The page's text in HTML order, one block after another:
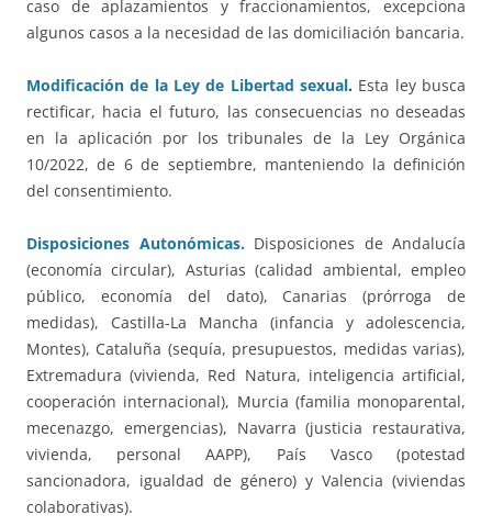
caso de aplazamientos y fraccionamientos, excepciona
algunos casos a la necesidad de las domiciliación bancaria.
Modificación de la Ley de Libertad sexual. Esta ley busca
rectificar, hacia el futuro, las consecuencias no deseadas
en la aplicación por los tribunales de la Ley Orgánica
10/2022, de 6 de septiembre, manteniendo la definición
del consentimiento.
Disposiciones Autonómicas. Disposiciones de Andalucía
(economía circular), Asturias (calidad ambiental, empleo
público, economía del dato), Canarias (prórroga de
medidas), Castilla-La Mancha (infancia y adolescencia,
Montes), Cataluña (sequía, presupuestos, medidas varias),
Extremadura (vivienda, Red Natura, inteligencia artificial,
cooperación internacional), Murcia (familia monoparental,
mecenazgo, emergencias), Navarra (justicia restaurativa,
vivienda, personal AAPP), País Vasco (potestad
sancionadora, igualdad de género) y Valencia (viviendas
colaborativas).